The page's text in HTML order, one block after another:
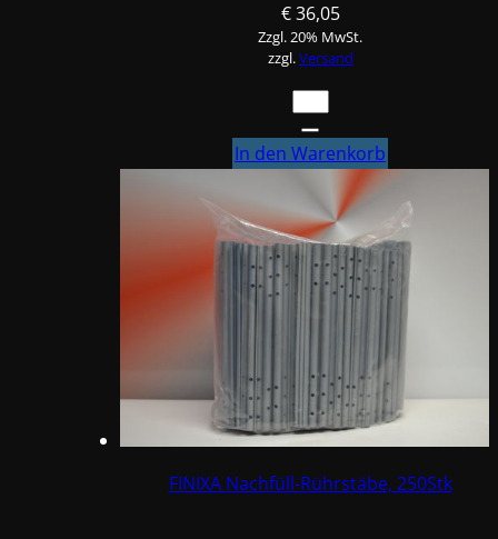
€36,05
Zzgl. 20% MwSt.
zzgl.Versand
FINIXA
Rührstäbe-
Box
Stück
Menge
In den Warenkorb
FINIXA Nachfüll-Rührstäbe, 250Stk